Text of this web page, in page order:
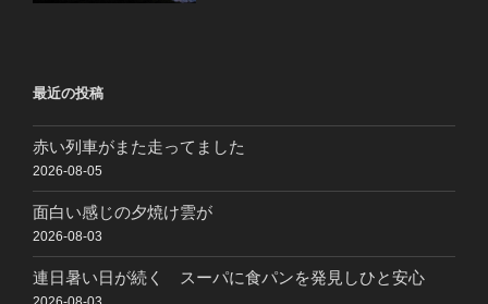
最近の投稿
赤い列車がまた走ってました
2026-08-05
面白い感じの夕焼け雲が
2026-08-03
連日暑い日が続く スーパに食パンを発見しひと安心